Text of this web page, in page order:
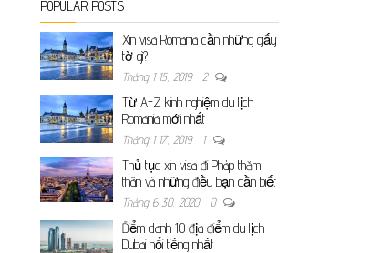
POPULAR POSTS
Xin visa Romania cần những giấy
tờ gì?
Tháng 1 15, 2019 2
Từ A-Z kinh nghiệm du lịch
Romania mới nhất
Tháng 1 17, 2019 1
Thủ tục xin visa đi Pháp thăm
thân và những điều bạn cần biết
Tháng 6 30, 2020 0
Điểm danh 10 địa điểm du lịch
Dubai nổi tiếng nhất